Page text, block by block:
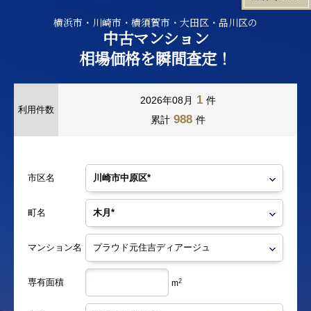
横浜市・川崎市・横須賀市・大田区・品川区の
中古マンション
相場価格を瞬間査定！
利用件数
2026年08月 1 件
累計 988 件
市区名
町名
マンション名
専有面積 m2